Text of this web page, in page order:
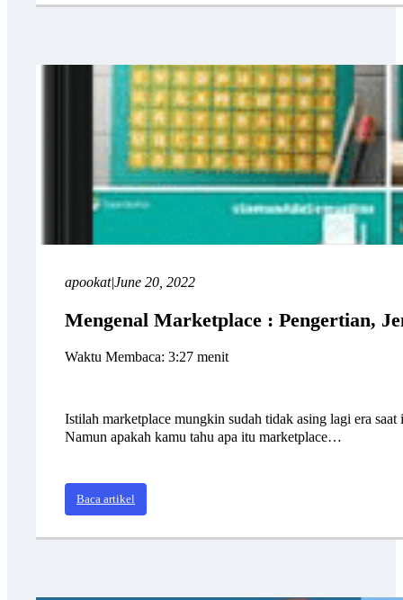
apookat|June 20, 2022
Mengenal Marketplace : Pengertian,
Waktu Membaca: 3:27 menit
Istilah marketplace mungkin sudah tidak asing lagi era
Namun apakah kamu tahu apa itu marketplace…
Baca artikel